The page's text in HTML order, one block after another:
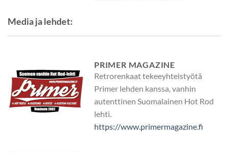
Media ja lehdet:
PRIMER MAGAZINE
Retrorenkaat tekeeyhteistyötä
Primer lehden kanssa, vanhin
autenttinen Suomalainen Hot Rod
lehti.
https://www.primermagazine.fi